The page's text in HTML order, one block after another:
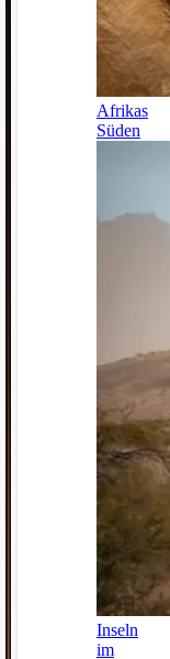
Afrikas
Süden
Inseln
im